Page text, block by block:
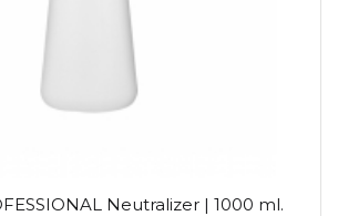
Neutralizer | 1000 ml.